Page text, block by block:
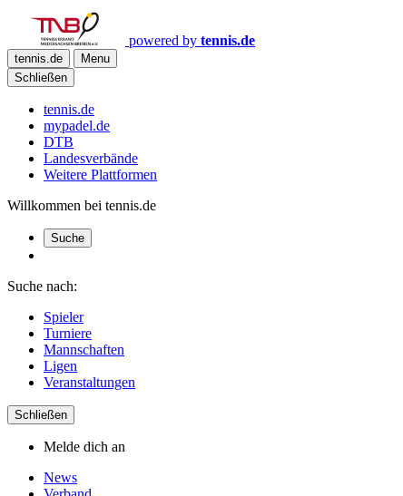
powered by tennis.de
tennis.de
Menu
Schließen
tennis.de
mypadel.de
DTB
Landesverbände
Weitere Plattformen
Willkommen bei tennis.de
Suche
Suche nach:
Spieler
Turniere
Mannschaften
Ligen
Veranstaltungen
Schließen
Melde dich an
News